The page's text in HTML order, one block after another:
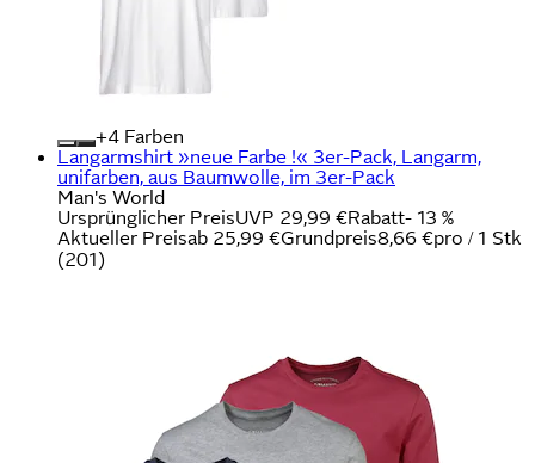
+
Farben
Langarmshirt »neue Farbe !« 3er-Pack, Langarm,
unifarben, aus Baumwolle, im 3er-Pack
Man's World
Ursprünglicher PreisUVP 29,99 €Rabatt- 13 %
Aktueller Preisab 25,99 €Grundpreis8,66 €pro / 1 Stk
(201)